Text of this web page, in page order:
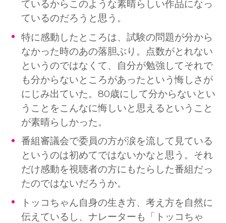
ているからこのような素晴らしい作品になっ
ているのだろうと思う。
特に感動したところは、試験の問題が分から
なかった時のあの落胆ぶり。点数がとれない
というのではなくて、自分が勉強してそれで
も分からないところがあったという悔しさが
にじみ出ていた。80歳にして分からないとい
うことをこんなに悔しいと思えるということ
が素晴らしかった。
番組審議会で委員の方が涙を流して見ている
というのは初めてではないかなと思う。それ
だけ感動を視聴者の方にもたらした番組だっ
たのではないだろうか。
トッコちゃん自身の生き方、考え方を自然に
伝えているし、ナレーターも「トッコちゃ